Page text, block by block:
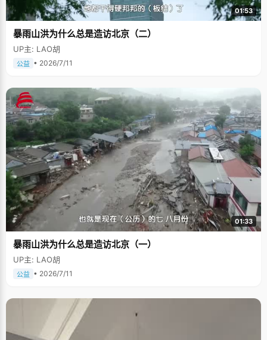
01:53
暴雨山洪为什么总是造访北京（二）
UP主: LAO胡
公益 • 2026/7/11
01:33
暴雨山洪为什么总是造访北京（一）
UP主: LAO胡
公益 • 2026/7/11